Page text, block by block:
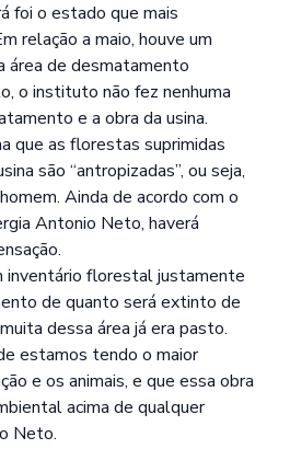
foi o estado que mais
relação a maio, houve um
área de desmatamento
o instituto não fez nenhuma
e a obra da usina.
que as florestas suprimidas
são “antropizadas”, ou seja,
Ainda de acordo com o
Antonio Neto, haverá
inventário florestal justamente
de quanto será extinto de
dessa área já era pasto.
estamos tendo o maior
e os animais, e que essa obra
acima de qualquer
Neto.